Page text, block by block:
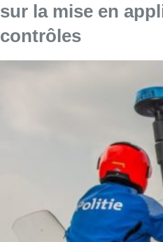
sur la mise en
contrôles